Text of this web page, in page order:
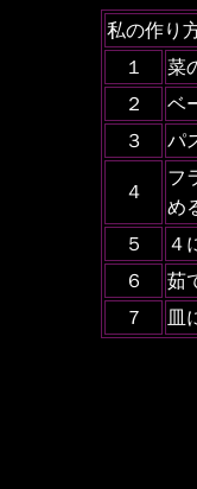
私の作り
１
菜
２
ベ
３
パ
４
フ
め
５
４
６
茹
７
皿